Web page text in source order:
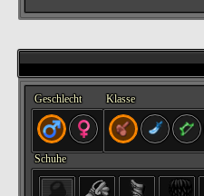
Geschlecht Klasse
Schuhe